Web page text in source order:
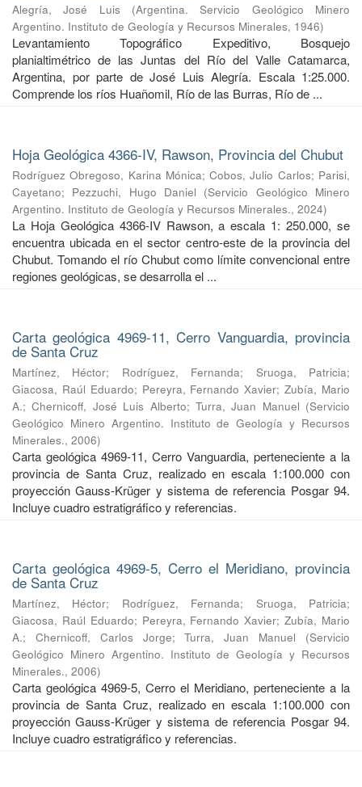
Alegría, José Luis (Argentina. Servicio Geológico Minero
Argentino. Instituto de Geología y Recursos Minerales, 1946)
Levantamiento Topográfico Expeditivo, Bosquejo
planialtimétrico de las Juntas del Río del Valle Catamarca,
Argentina, por parte de José Luis Alegría. Escala 1:25.000.
Comprende los ríos Huañomil, Río de las Burras, Río de ...
Hoja Geológica 4366-IV, Rawson, Provincia del Chubut
Rodríguez Obregoso, Karina Mónica;Cobos, Julio Carlos; Parisi,
Cayetano; Pezzuchi, Hugo Daniel (Servicio Geológico Minero
Argentino. Instituto de Geología y Recursos Minerales., 2024)
La Hoja Geológica 4366-IV Rawson, a escala 1: 250.000, se
encuentra ubicada en el sector centro-este de la provincia del
Chubut. Tomando el río Chubut como límite convencional entre
regiones geológicas, se desarrolla el ...
Carta geológica 4969-11, Cerro Vanguardia, provincia
de Santa Cruz
Martínez, Héctor; Rodríguez, Fernanda; Sruoga, Patricia;
Giacosa, Raúl Eduardo; Pereyra, Fernando Xavier;Zubía, Mario
A.;Chernicoff, José Luis Alberto; Turra, Juan Manuel (Servicio
Geológico Minero Argentino. Instituto de Geología y Recursos
Minerales., 2006)
Carta geológica 4969-11, Cerro Vanguardia, perteneciente a la
provincia de Santa Cruz, realizado en escala 1:100.000 con
proyección Gauss-Krüger y sistema de referencia Posgar 94.
Incluye cuadro estratigráfico y referencias.
Carta geológica 4969-5, Cerro el Meridiano, provincia
de Santa Cruz
Martínez, Héctor; Rodríguez, Fernanda; Sruoga, Patricia;
Giacosa, Raúl Eduardo; Pereyra, Fernando Xavier;Zubía, Mario
A.; Chernicoff, Carlos Jorge;Turra, Juan Manuel (Servicio
Geológico Minero Argentino. Instituto de Geología y Recursos
Minerales., 2006)
Carta geológica 4969-5, Cerro el Meridiano, perteneciente a la
provincia de Santa Cruz, realizado en escala 1:100.000 con
proyección Gauss-Krüger y sistema de referencia Posgar 94.
Incluye cuadro estratigráfico y referencias.